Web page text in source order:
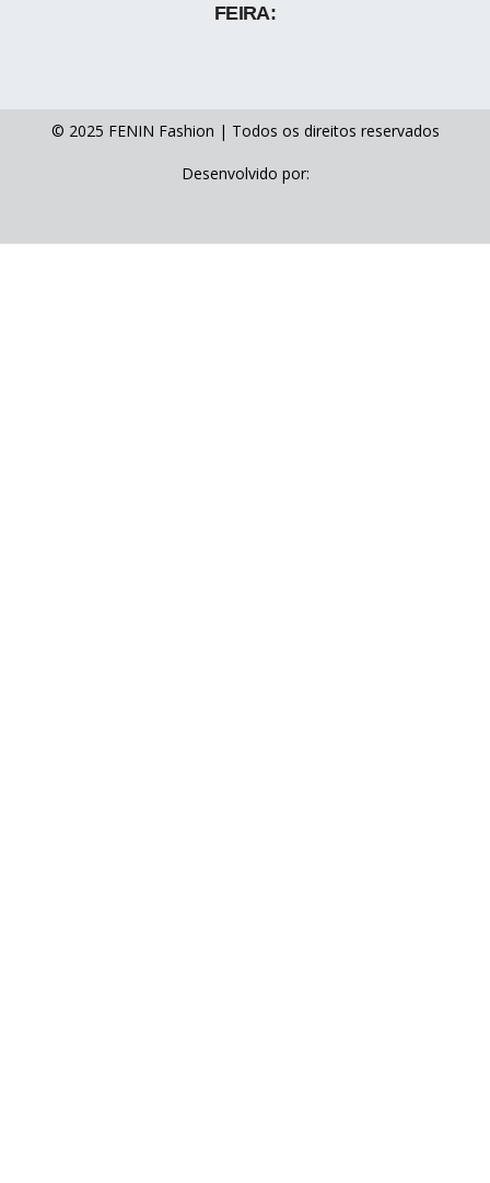
FEIRA:
© 2025 FENIN Fashion | Todos os direitos reservados
Desenvolvido por: